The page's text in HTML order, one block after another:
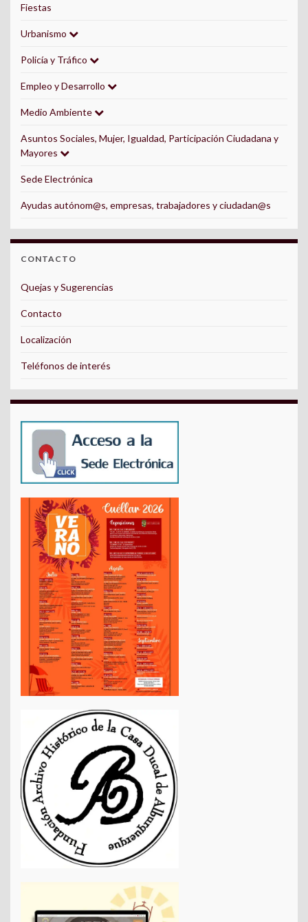
Fiestas
Urbanismo
Policía y Tráfico
Empleo y Desarrollo
Medio Ambiente
Asuntos Sociales, Mujer, Igualdad, Participación Ciudadana y
Mayores
Sede Electrónica
Ayudas autónom@s, empresas, trabajadores y ciudadan@s
CONTACTO
Quejas y Sugerencias
Contacto
Localización
Teléfonos de interés